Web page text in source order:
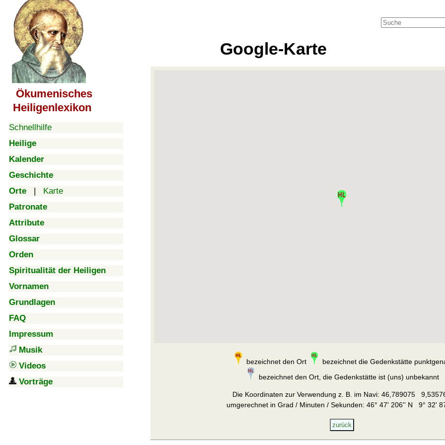
Ökumenisches
Heiligenlexikon
Schnellhilfe
Heilige
Kalender
Geschichte
Orte | Karte
Patronate
Attribute
Glossar
Orden
Spiritualität der Heiligen
Vornamen
Grundlagen
FAQ
Impressum
Musik
Videos
Vorträge
Google-Karte
bezeichnet den Ort
bezeichnet die Gedenkstätte
bezeichnet den Ort, die Gedenkstätte ist (uns) unbekannt
Die Koordinaten zur Verwendung z. B. im Navi: 46,789075
umgerechnet in Grad / Minuten / Sekunden: 46° 47' 206'' N 9° 32'